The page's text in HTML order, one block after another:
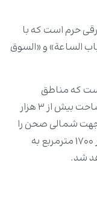
حرم است که با
«باب الساعة» و «السوق
که مناطق
پیرامونی «باب القبله» و «باب الفرج» به مساحت بیش از ۳ هزار
شمالی صحن را
در برمی‌گیرد که با اجرای آن مساحتی بالغ بر ۱۷۰۰ مترمربع به
شد.